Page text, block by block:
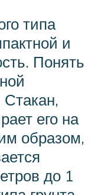
типа
и
Понять
Стакан,
его на
образом,
до 1